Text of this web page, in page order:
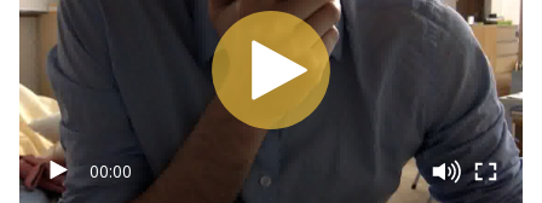
00:00